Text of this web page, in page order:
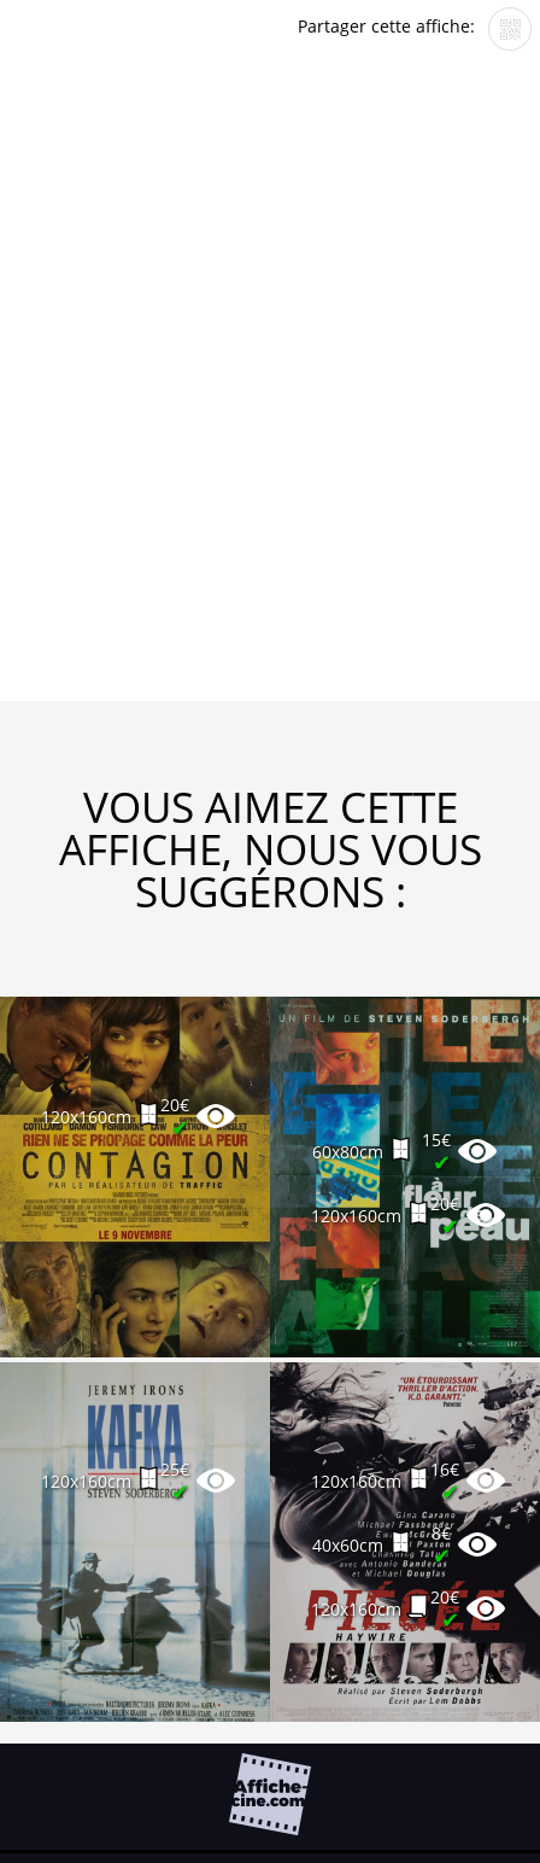
Partager cette affiche:
VOUS AIMEZ CETTE
AFFICHE, NOUS VOUS
SUGGÉRONS :
120x160cm
20€
✔
60x80cm
15€
✔
120x160cm
20€
✔
120x160cm
25€
✔ 120x160cm
16€
✔
40x60cm
8€
✔
120x160cm
20€
✔